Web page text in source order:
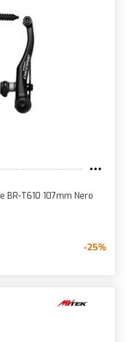
BR-T610 107mm Nero
-25%